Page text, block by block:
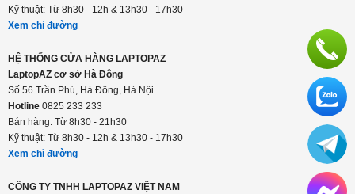
Kỹ thuật: Từ 8h30 - 12h & 13h30 - 17h30
Xem chỉ đường
HỆ THỐNG CỬA HÀNG LAPTOPAZ
LaptopAZ cơ sở Hà Đông
Số 56 Trần Phú, Hà Đông, Hà Nội
Hotline 0825 233 233
Bán hàng: Từ 8h30 - 21h30
Kỹ thuật: Từ 8h30 - 12h & 13h30 - 17h30
Xem chỉ đường
CÔNG TY TNHH LAPTOPAZ VIỆT NAM